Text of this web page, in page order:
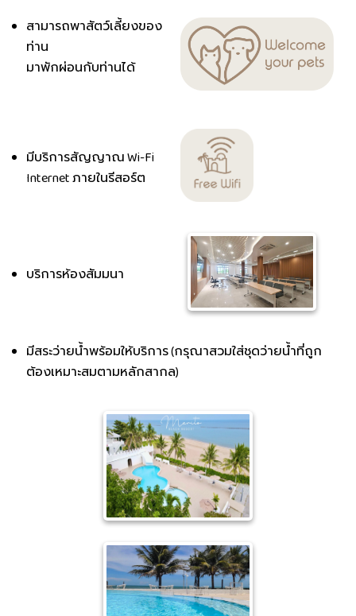
สามารถพาสัตว์เลี้ยงของ
ท่าน
มาพักผ่อนกับท่านได้
มีบริการสัญญาณ Wi-Fi
Internet ภายในรีสอร์ต
บริการห้องสัมมนา
มีสระว่ายน้ำพร้อมให้บริการ (กรุณาสวมใส่ชุดว่ายน้ำที่ถูก
ต้องเหมาะสมตามหลักสากล)